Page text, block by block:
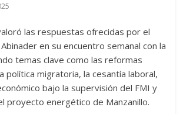
las respuestas ofrecidas por el
en su encuentro semanal con la
temas clave como las reformas
política migratoria, la cesantía laboral,
bajo la supervisión del FMI y
proyecto energético de Manzanillo.